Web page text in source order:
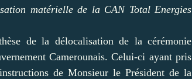
matérielle de la CAN Total Energies
de la délocalisation de la cérémonie
Camerounais. Celui-ci ayant pris
de Monsieur le Président de la